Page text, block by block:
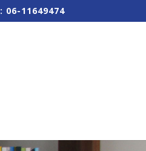
06-11649474